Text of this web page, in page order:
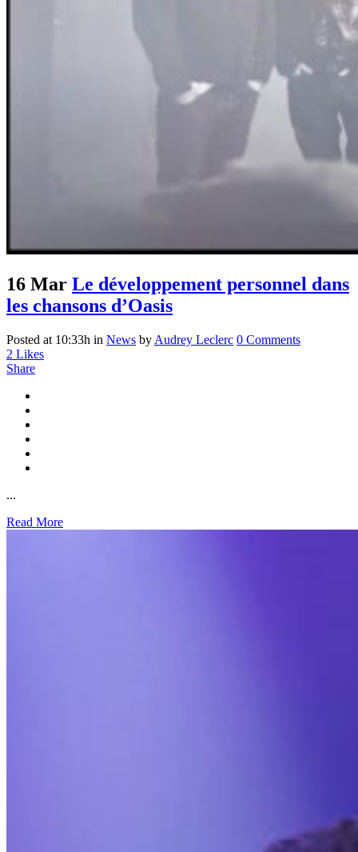
16 Mar Le développement personnel dans
les chansons d’Oasis
Posted at 10:33h in News by Audrey Leclerc 0 Comments
2 Likes
Share
...
Read More